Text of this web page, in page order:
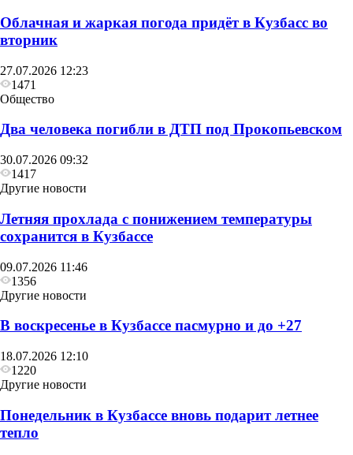
Облачная и жаркая погода придёт в Кузбасс во
вторник
27.07.2026 12:23
1471
Общество
Два человека погибли в ДТП под Прокопьевском
30.07.2026 09:32
1417
Другие новости
Летняя прохлада с понижением температуры
сохранится в Кузбассе
09.07.2026 11:46
1356
Другие новости
В воскресенье в Кузбассе пасмурно и до +27
18.07.2026 12:10
1220
Другие новости
Понедельник в Кузбассе вновь подарит летнее
тепло